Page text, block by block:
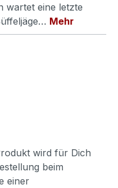
wartet eine letzte
Mehr
wird für Dich
beim
einer